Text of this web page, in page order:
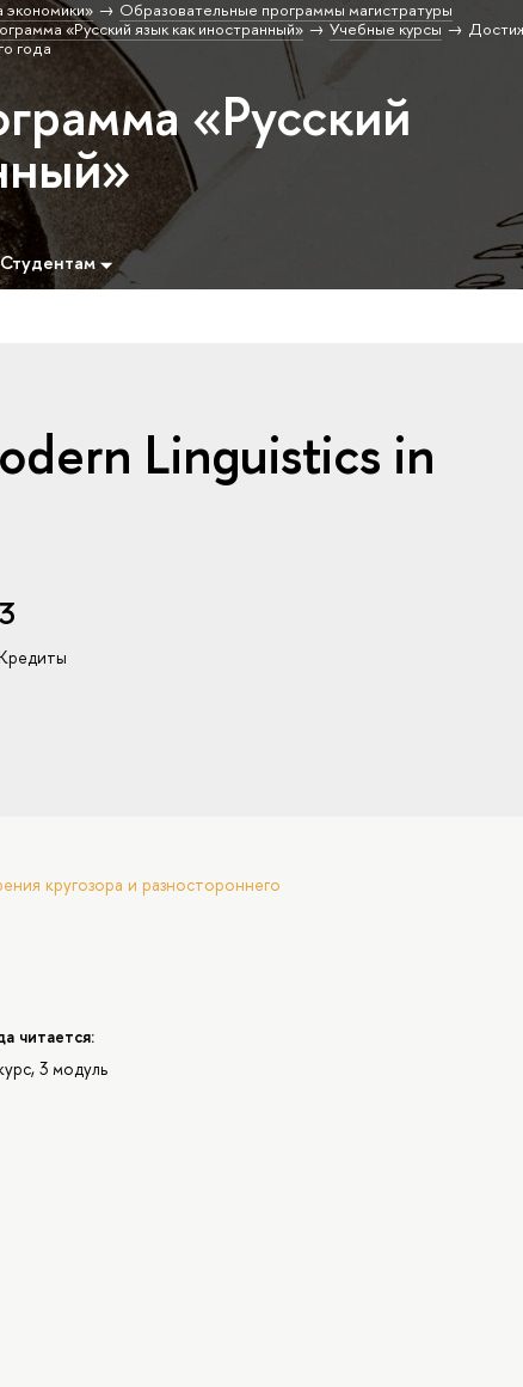
экономики»
Образовательные программы магистратуры
«Русский язык как иностранный» Учебные курсы
года
«Русский
Студентам
Linguistics in
3
Кредиты
кругозора и разностороннего
читается:
3 модуль